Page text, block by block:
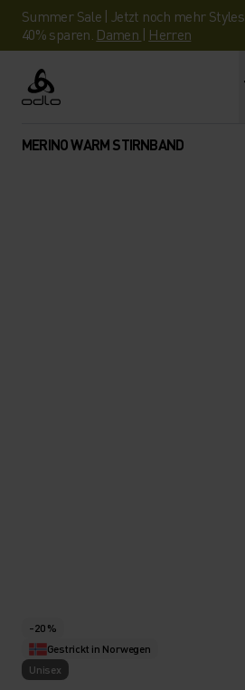
Summer Sale | Jetzt noch mehr
40% sparen. Damen | Herren
Odlo
MERINO WARM STIRNBAND
-20 %
Gestrickt in Norwegen
Unisex